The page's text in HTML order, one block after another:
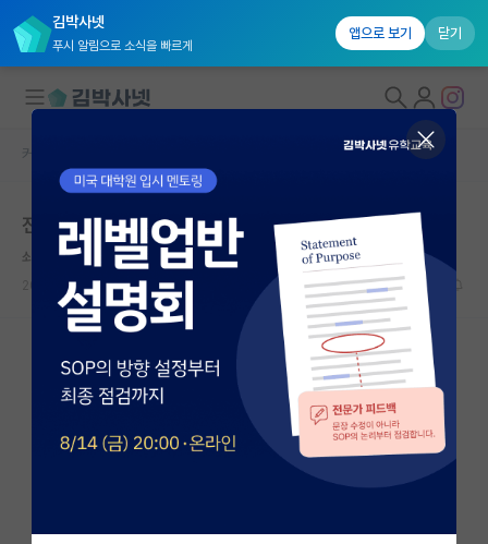
김박사넷
푸시 알림으로 소식을 빠르게
앱으로 보기 닫기
대학원생 모집
국내대학원 정보
연구실&오픈랩
커뮤니티
커뮤니티 홈
전체글보기
베스트 게시판
자유 게시판(아무개랩)
커뮤니티 홈
전 저희 지도교수님이 참 좋습니다
쇠약한 어니스트 헤밍웨이
2026.06.03 9 7892